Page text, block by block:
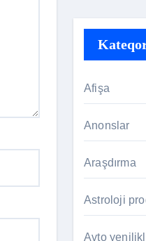
Afişa
Anonslar
Araşdırma
Astroloji
Avto